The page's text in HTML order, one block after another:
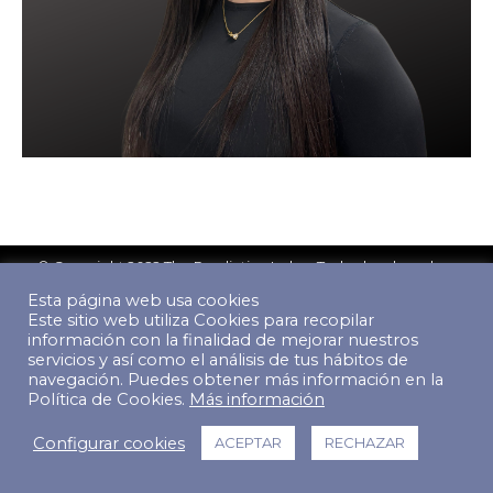
© Copyright 2022 The Predictive Index. Todos los derechos
Footer Menu
Esta página web usa cookies
Este sitio web utiliza Cookies para recopilar
información con la finalidad de mejorar nuestros
servicios y así como el análisis de tus hábitos de
navegación. Puedes obtener más información en la
Política de Cookies. Más información
Configurar cookies ACEPTAR RECHAZAR